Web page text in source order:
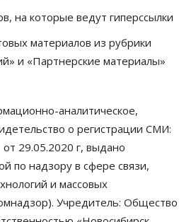
дети: в десяти
жары повлияли на урожай в
но режима ЧС не будет
на которые ведут гиперссылки
материалов из рубрики
и «Партнерские материалы»
аналитическое,
о регистрации СМИ:
29.05.2020 г, выдано
по надзору в сфере связи,
и массовых
Учредитель: Общество